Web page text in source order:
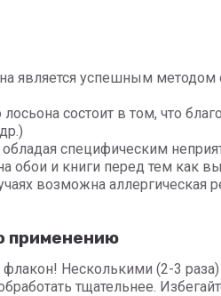
является успешным
лосьона состоит в том, что
обладая специфическим
обои и книги перед тем как
возможна
применению
флакон! Несколькими (2-3
тщательнее.